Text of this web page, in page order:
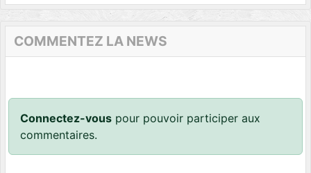
COMMENTEZ LA NEWS
Connectez-vous pour pouvoir participer aux
commentaires.